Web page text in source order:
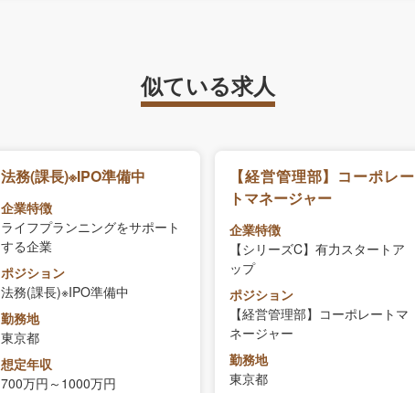
似ている求人
法務(課長)※IPO準備中
企業特徴
ライフプランニングをサポート
する企業
ポジション
法務(課長)※IPO準備中
勤務地
東京都
想定年収
700万円～1000万円
【経営管理部】コーポレー
トマネージャー
企業特徴
【シリーズC】有力スタートア
ップ
ポジション
【経営管理部】コーポレートマ
ネージャー
勤務地
東京都